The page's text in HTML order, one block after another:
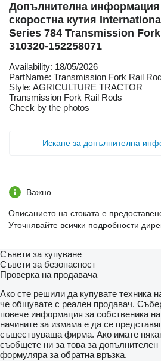
Допълнителна
скоростна кутия
Series 784 Transmission
310320-152258071
Availability: 18/05/2026
PartName: Transmission Fork Rail
Style: AGRICULTURE TRACTOR
Transmission Fork Rail Rods
Check by the photos
Искане за допълнителна
Важно
Описанието на стоката е
Уточнявайте всички подробности
Съвети за купуване
Съвети за безопасност
Проверка на продавача
Ако сте решили да купувате техника
че общувате с реален продавач.
повече информация за собственика
начините за измама е да се
съществуваща фирма. Ако имате
съобщете ни за това за
формуляра за обратна връзка.